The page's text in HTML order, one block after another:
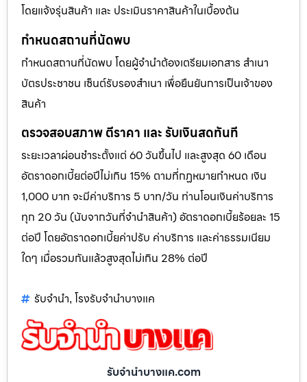
โดยแจ้งรุ่นสินค้า และ ประเมินราคาสินค้าในเบื้องต้น
กำหนดสถานที่นัดพบ
กำหนดสถานที่นัดพบ โดยผู้จำนำต้องเตรียมเอกสาร สำเนา
บัตรประชาชน เซ็นต์รับรองสำเนา เพื่อยืนยันการเป็นเจ้าของ
สินค้า
ตรวจสอบสภาพ ตีราคา และ รับเงินสดทันที
ระยะเวลาผ่อนชำระตั้งแต่ 60 วันขึ้นไป และสูงสุด 60 เดือน
อัตราดอกเบี้ยต่อปีไม่เกิน 15% ตามที่กฏหมายกำหนด เงิน
1,000 บาท จะมีค่าบริการ 5 บาท/วัน ท่านโอนเงินค่าบริการ
ทุก 20 วัน (นับจากวันที่จำนำสินค้า) อัตราดอกเบี้ยร้อยละ 15
ต่อปี โดยอัตราดอกเบี้ยค่าปรับ ค่าบริการ และค่าธรรมเนียม
ใดๆ เมื่อรวมกันแล้วสูงสุดไม่เกิน 28% ต่อปี
รับจำนำ, โรงรับจำนำบางแค
รับจํานําบางแค.com